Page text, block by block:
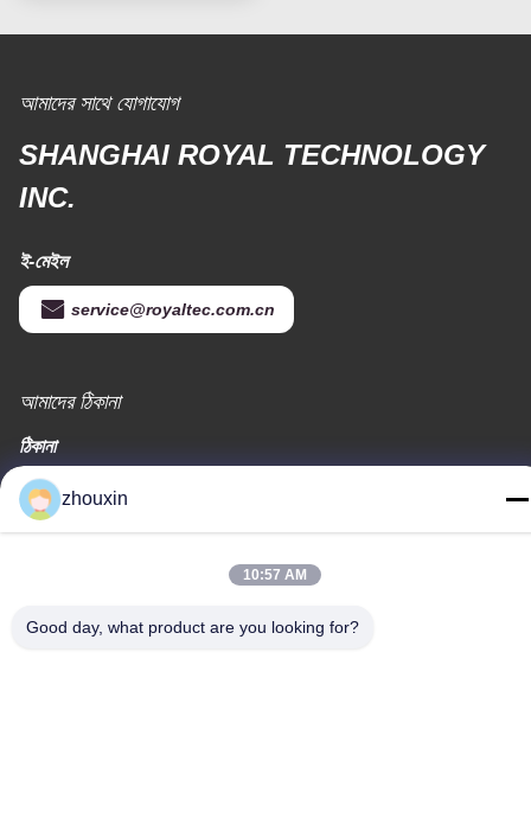
আমাদের সাথে যোগাযোগ
SHANGHAI ROYAL TECHNOLOGY
INC.
ই-মেইল
service@royaltec.com.cn
আমাদের ঠিকানা
ঠিকানা
819 # সঙওয়ে রোড (এন) সাংগাইং ইন্ডাস্ট্রিয়াল জোন, শং হাই, চীন 201613
টেলিফোন
zhouxin
10:57 AM
Good day, what product are you looking for?